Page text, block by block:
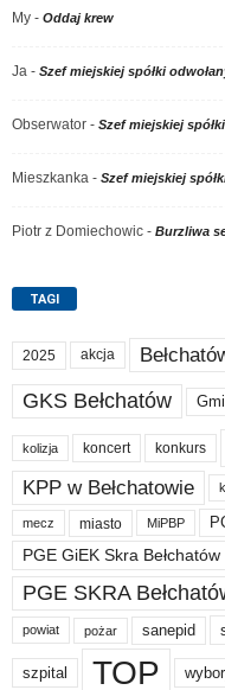
My - Oddaj krew
Ja - Szef miejskiej spółki
Obserwator - Szef miejskiej
Mieszkanka - Szef miejskiej
Piotr z Domiechowic - Burzliwa
TAGI
2025 akcja
GKS Bełchatów
kolizja koncert konkurs
KPP w Bełchatowie
mecz miasto MiPBP
PGE GiEK Skra Bełchatów
PGE SKRA
powiat pożar sanepid
szpital TOP